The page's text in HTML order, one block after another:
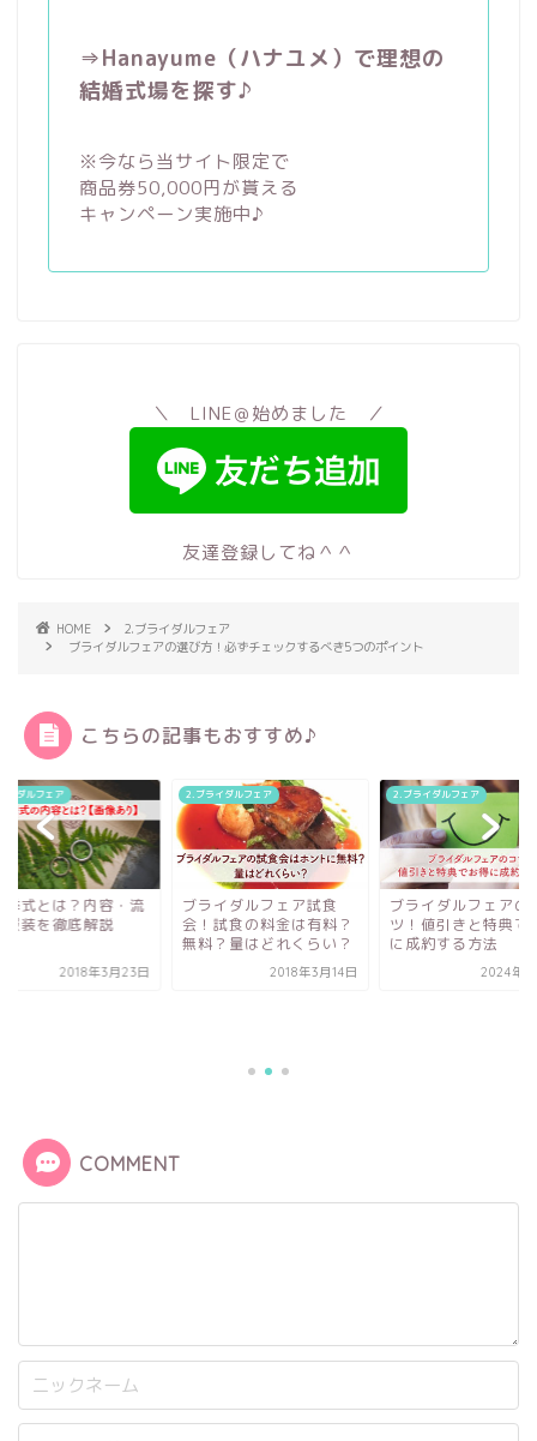
⇒Hanayume（ハナユメ）で理想の
結婚式場を探す♪
※今なら当サイト限定で
商品券50,000円が貰える
キャンペーン実施中♪
＼ LINE＠始めました ／
友達登録してね＾＾
HOME
2.ブライダルフェア
ブライダルフェアの選び方！必ずチェックするべき5つのポイント
こちらの記事もおすすめ♪
イダルフェア
イダルフェア試食
食の料金は有料？
2018年3月14日
2.ブライダルフェア
ブライダルフェアのコ
ツ！値引きと特典でお得
に成約する方法
2024年7月7日
2.ブライダルフェア
COMMENT